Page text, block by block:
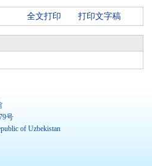
全文打印 打印文字稿
号
of Uzbekistan